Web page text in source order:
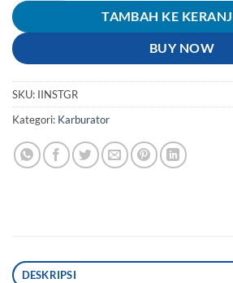
TAMBAH KE
BUY NOW
SKU: IINSTGR
Kategori: Karburator
DESKRIPSI